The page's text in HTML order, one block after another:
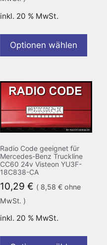
inkl. 20 % MwSt.
Optionen wählen
Radio Code geeignet für
Mercedes-Benz Truckline
CC60 24v Visteon YU3F-
18C838-CA
10,29 € ( 8,58 €ohne
MwSt. )
inkl. 20 % MwSt.